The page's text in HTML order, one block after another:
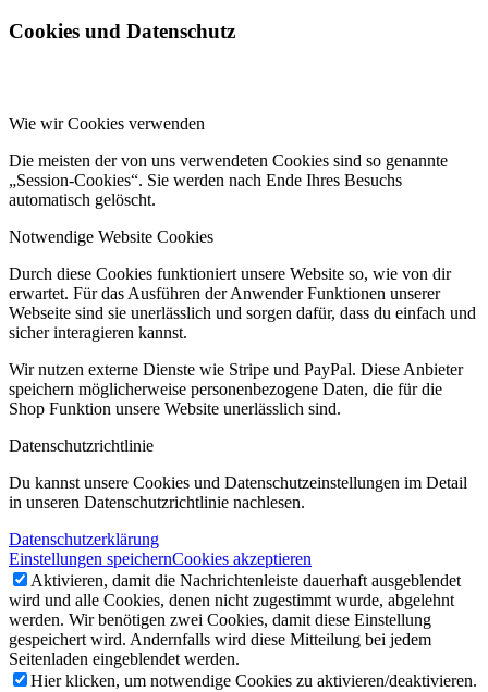
Cookies und Datenschutz
Wie wir Cookies verwenden
Die meisten der von uns verwendeten Cookies sind so genannte
„Session-Cookies“. Sie werden nach Ende Ihres Besuchs
automatisch gelöscht.
Notwendige Website Cookies
Durch diese Cookies funktioniert unsere Website so, wie von dir
erwartet. Für das Ausführen der Anwender Funktionen unserer
Webseite sind sie unerlässlich und sorgen dafür, dass du einfach und
sicher interagieren kannst.
Wir nutzen externe Dienste wie Stripe und PayPal. Diese Anbieter
speichern möglicherweise personenbezogene Daten, die für die
Shop Funktion unsere Website unerlässlich sind.
Datenschutzrichtlinie
Du kannst unsere Cookies und Datenschutzeinstellungen im Detail
in unseren Datenschutzrichtlinie nachlesen.
Datenschutzerklärung
Einstellungen speichernCookies akzeptieren
Aktivieren, damit die Nachrichtenleiste dauerhaft ausgeblendet
wird und alle Cookies, denen nicht zugestimmt wurde, abgelehnt
werden. Wir benötigen zwei Cookies, damit diese Einstellung
gespeichert wird. Andernfalls wird diese Mitteilung bei jedem
Seitenladen eingeblendet werden.
Hier klicken, um notwendige Cookies zu aktivieren/deaktivieren.